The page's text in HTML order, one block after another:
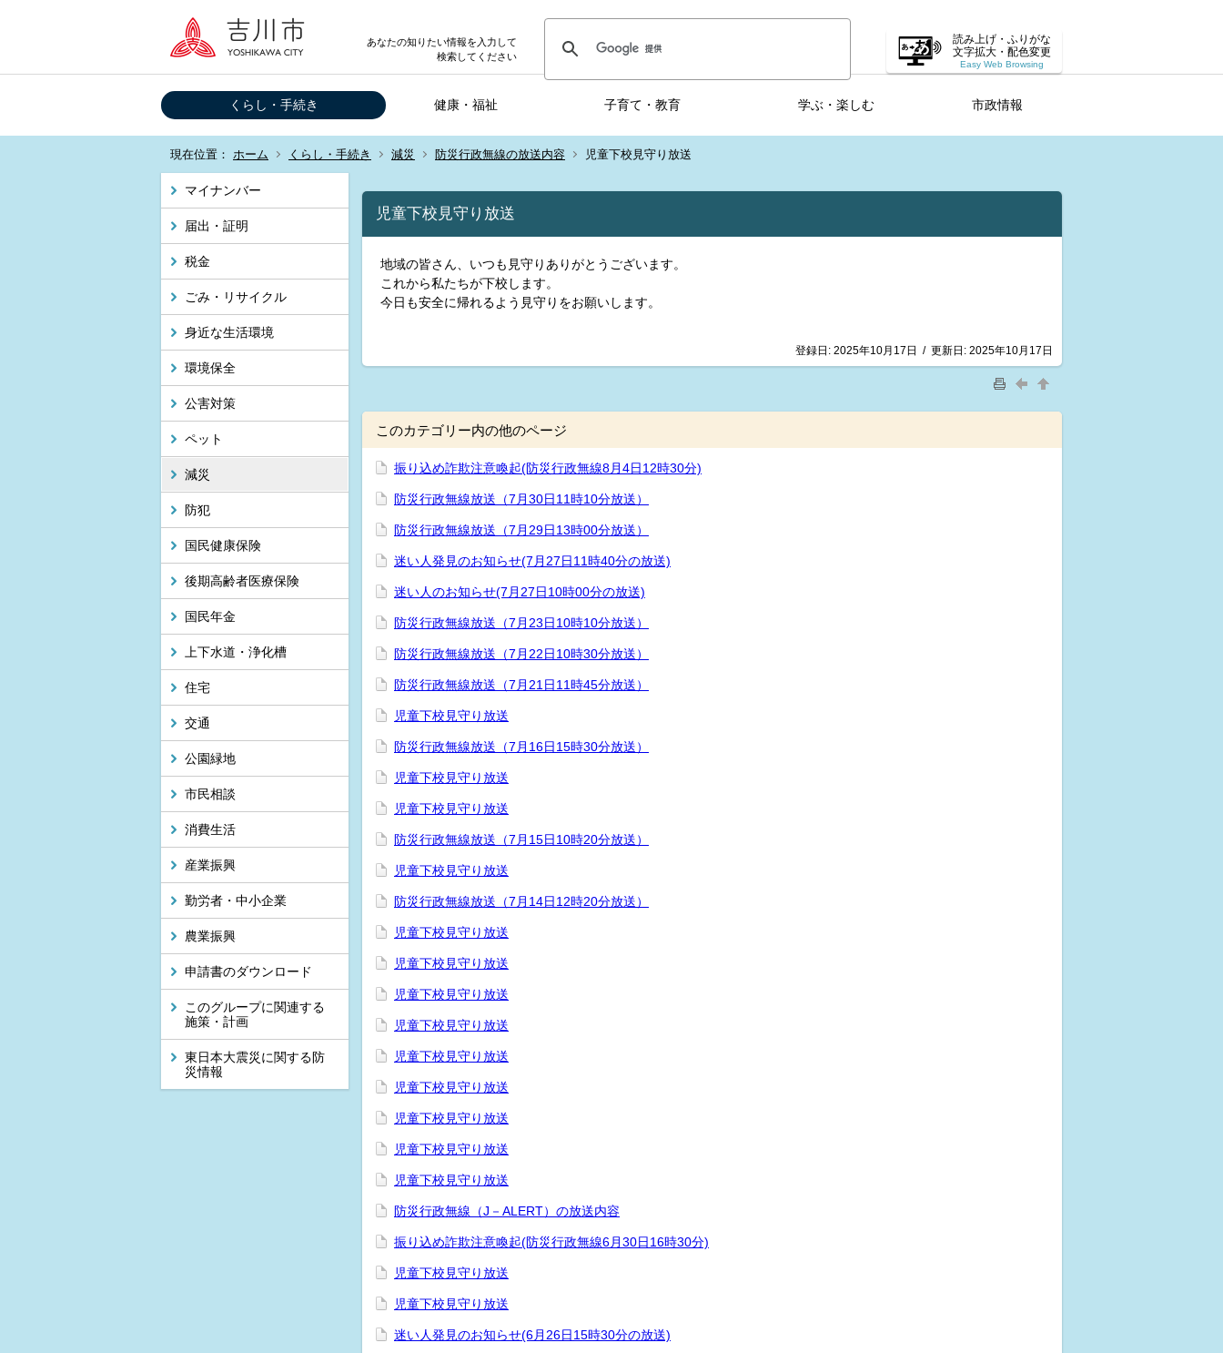
あなたの知りたい情報を入力して
検索してください
読み上げ・ふりがな
文字拡大・配色変更
Easy Web Browsing
くらし・手続き 健康・福祉 子育て・教育 学ぶ・楽しむ 市政情報
現在位置： ホーム くらし・手続き 減災 防災行政無線の放送内容 児童下校見守り放送
マイナンバー
届出・証明
税金
ごみ・リサイクル
身近な生活環境
環境保全
公害対策
ペット
減災
防犯
国民健康保険
後期高齢者医療保険
国民年金
上下水道・浄化槽
住宅
交通
公園緑地
市民相談
消費生活
産業振興
勤労者・中小企業
農業振興
申請書のダウンロード
このグループに関連する
施策・計画
東日本大震災に関する防
災情報
児童下校見守り放送
地域の皆さん、いつも見守りありがとうございます。
これから私たちが下校します。
今日も安全に帰れるよう見守りをお願いします。
登録日: 2025年10月17日 / 更新日: 2025年10月17日
このカテゴリー内の他のページ
振り込め詐欺注意喚起(防災行政無線8月4日12時30分)
防災行政無線放送（7月30日11時10分放送）
防災行政無線放送（7月29日13時00分放送）
迷い人発見のお知らせ(7月27日11時40分の放送)
迷い人のお知らせ(7月27日10時00分の放送)
防災行政無線放送（7月23日10時10分放送）
防災行政無線放送（7月22日10時30分放送）
防災行政無線放送（7月21日11時45分放送）
児童下校見守り放送
防災行政無線放送（7月16日15時30分放送）
児童下校見守り放送
児童下校見守り放送
防災行政無線放送（7月15日10時20分放送）
児童下校見守り放送
防災行政無線放送（7月14日12時20分放送）
児童下校見守り放送
児童下校見守り放送
児童下校見守り放送
児童下校見守り放送
児童下校見守り放送
児童下校見守り放送
児童下校見守り放送
児童下校見守り放送
児童下校見守り放送
防災行政無線（J－ALERT）の放送内容
振り込め詐欺注意喚起(防災行政無線6月30日16時30分)
児童下校見守り放送
児童下校見守り放送
迷い人発見のお知らせ(6月26日15時30分の放送)